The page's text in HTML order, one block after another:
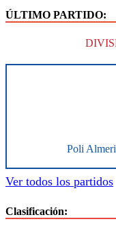
ÚLTIMO PARTIDO:
Poli
Ver todos los partidos
Clasificación: